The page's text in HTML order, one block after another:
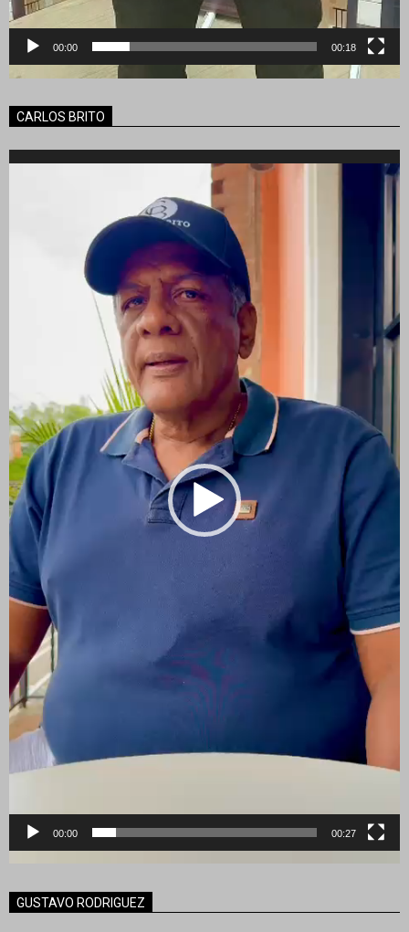
00:00 00:18
CARLOS BRITO
Reproductor
00:00 00:27
GUSTAVO RODRIGUEZ